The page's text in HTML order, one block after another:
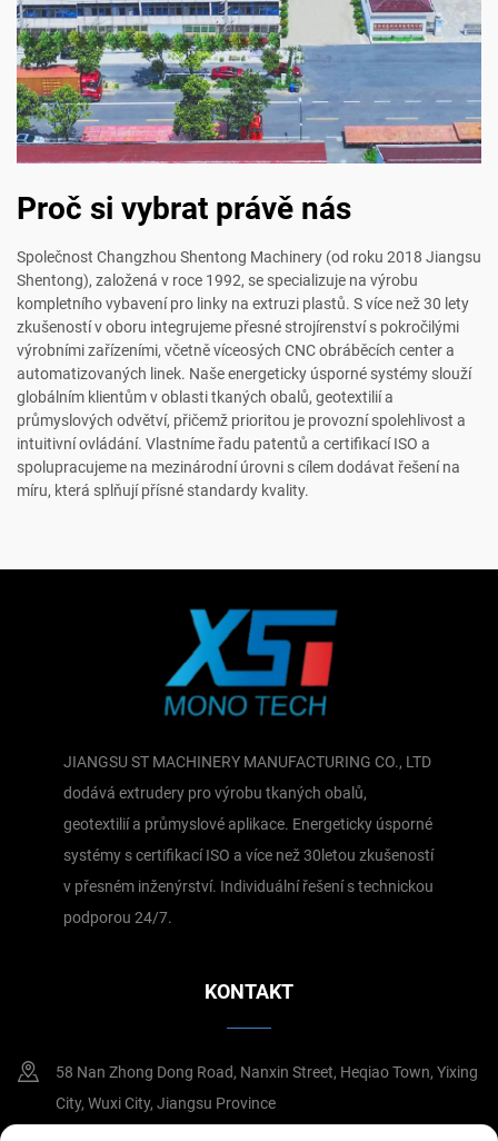
Proč si vybrat právě nás
Společnost Changzhou Shentong Machinery (od roku 2018 Jiangsu
Shentong), založená v roce 1992, se specializuje na výrobu
kompletního vybavení pro linky na extruzi plastů. S více než 30 lety
zkušeností v oboru integrujeme přesné strojírenství s pokročilými
výrobními zařízeními, včetně víceosých CNC obráběcích center a
automatizovaných linek. Naše energeticky úsporné systémy slouží
globálním klientům v oblasti tkaných obalů, geotextilií a
průmyslových odvětví, přičemž prioritou je provozní spolehlivost a
intuitivní ovládání. Vlastníme řadu patentů a certifikací ISO a
spolupracujeme na mezinárodní úrovni s cílem dodávat řešení na
míru, která splňují přísné standardy kvality.
JIANGSU ST MACHINERY MANUFACTURING CO., LTD
dodává extrudery pro výrobu tkaných obalů,
geotextilií a průmyslové aplikace. Energeticky úsporné
systémy s certifikací ISO a více než 30letou zkušeností
v přesném inženýrství. Individuální řešení s technickou
podporou 24/7.
KONTAKT
58 Nan Zhong Dong Road, Nanxin Street, Heqiao Town, Yixing
City, Wuxi City, Jiangsu Province